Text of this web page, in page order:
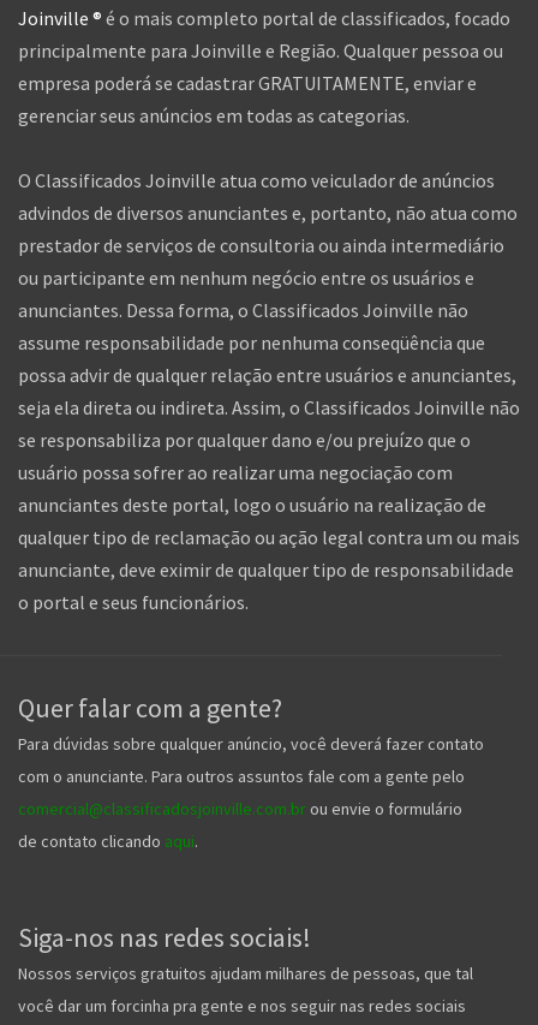
Joinville ® é o mais completo portal de classificados, focado
principalmente para Joinville e Região. Qualquer pessoa ou
empresa poderá se cadastrar GRATUITAMENTE, enviar e
gerenciar seus anúncios em todas as categorias.
O Classificados Joinville atua como veiculador de anúncios
advindos de diversos anunciantes e, portanto, não atua como
prestador de serviços de consultoria ou ainda intermediário
ou participante em nenhum negócio entre os usuários e
anunciantes. Dessa forma, o Classificados Joinville não
assume responsabilidade por nenhuma conseqüência que
possa advir de qualquer relação entre usuários e anunciantes,
seja ela direta ou indireta. Assim, o Classificados Joinville não
se responsabiliza por qualquer dano e/ou prejuízo que o
usuário possa sofrer ao realizar uma negociação com
anunciantes deste portal, logo o usuário na realização de
qualquer tipo de reclamação ou ação legal contra um ou mais
anunciante, deve eximir de qualquer tipo de responsabilidade
o portal e seus funcionários.
Quer falar com a gente?
Para dúvidas sobre qualquer anúncio, você deverá fazer contato
com o anunciante. Para outros assuntos fale com a gente pelo
comercial@classificadosjoinville.com.br ou envie o formulário
de contato clicando aqui.
Siga-nos nas redes sociais!
Nossos serviços gratuitos ajudam milhares de pessoas, que tal
você dar um forcinha pra gente e nos seguir nas redes sociais